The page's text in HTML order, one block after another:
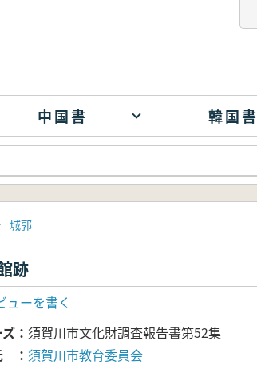
中国書 韓国書
城郭
跡
ューを書く
須賀川市文化財調査報告書第52集
須賀川市教育委員会